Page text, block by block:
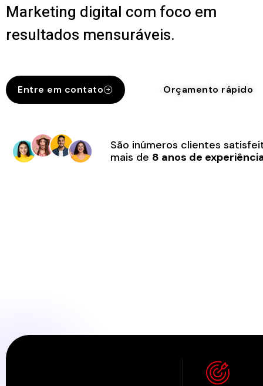
Marketing digital com foco em
resultados mensuráveis.
Entre em contato Orçamento rápido
São inúmeros clientes
mais de 8 anos de